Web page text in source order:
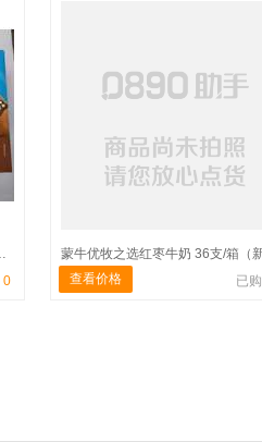
支/ 箱（旧）
0 查看价格 已